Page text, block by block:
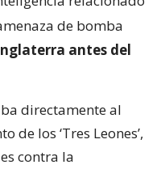
de bomba
antes del
directamente al
los ‘Tres Leones’,
contra la